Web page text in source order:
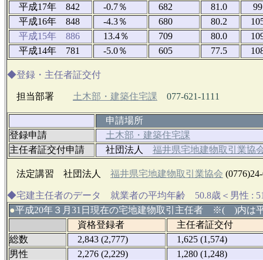
平成17年 842
-0.7％ 682 81.0
99
平成16年 848
-4.3％ 680 80.2
平成15年 886
13.4％ 709 80.0
平成14年 781
-5.0％ 605 77.5
◆登録・主任者証交付
担当部署 土木部・建築住宅課 077-621-1111
申請場所
登録申請
土木部・建築住宅課
主任者証交付申請
社団法人 福井県宅地建物取引業協
法定講習 社団法人 福井県宅地建物取引業協会
◆宅建主任者のデータ 就業者の平均年齢 50.8歳＜男性 :
●平成20年３月31日現在の宅地建物取引主任者 ※( )内は
資格登録者
主任者証交付
総数
2,843 (2,777)
1,625 (1,574)
男性
2,276 (2,229)
1,280 (1,248)